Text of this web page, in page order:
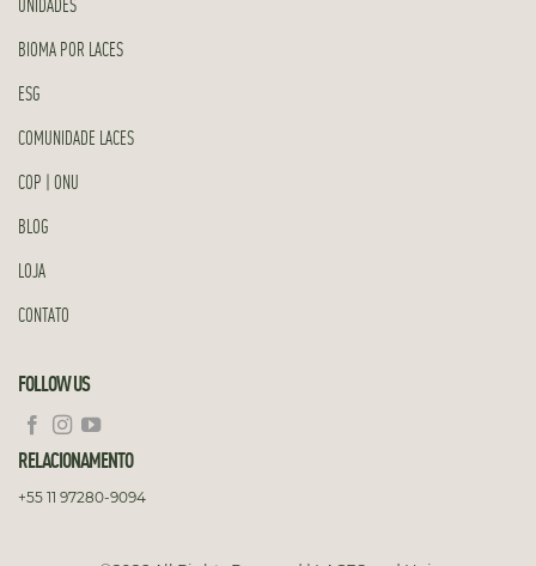
BIOMA POR LACES
ESG
COMUNIDADE LACES
COP | ONU
BLOG
LOJA
CONTATO
FOLLOW US
RELACIONAMENTO
+55 11 97280-9094